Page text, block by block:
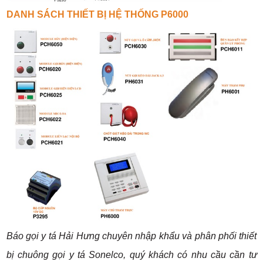
DANH SÁCH THIẾT BỊ HỆ THỐNG P6000
Báo gọi y tá Hải Hưng chuyên nhập khẩu và phân phối thiết
bị chuông gọi y tá Sonelco, quý khách có nhu cầu cần tư